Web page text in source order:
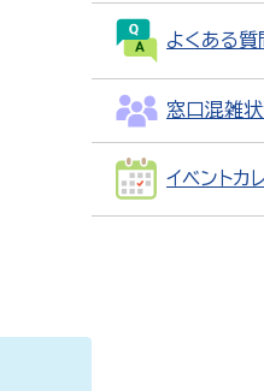
よくある質
窓口混雑
イベントカ